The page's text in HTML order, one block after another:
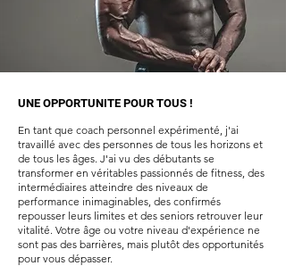
UNE OPPORTUNITE POUR TOUS !
En tant que coach personnel expérimenté, j'ai
travaillé avec des personnes de tous les horizons et
de tous les âges. J'ai vu des débutants se
transformer en véritables passionnés de fitness, des
intermédiaires atteindre des niveaux de
performance inimaginables, des confirmés
repousser leurs limites et des seniors retrouver leur
vitalité. Votre âge ou votre niveau d'expérience ne
sont pas des barrières, mais plutôt des opportunités
pour vous dépasser.